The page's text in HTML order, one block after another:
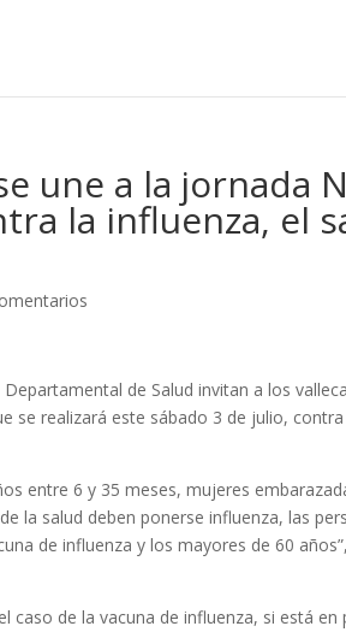
une a la jornada
la influenza, el
de Salud invitan a los
se realizará este sábado 3 de julio,
entre 6 y 35 meses, mujeres
la salud deben ponerse influenza, las
de influenza y los mayores de 60
caso de la vacuna de influenza, si está en